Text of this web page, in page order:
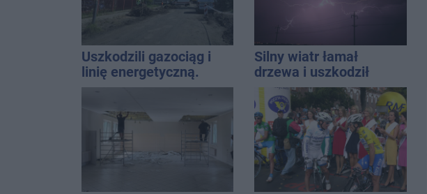
Uszkodzili gazociąg i
linię energetyczną.
Interweniowały służby
Silny wiatr łamał
drzewa i uszkodził
dach. To nie koniec
ostrzeżeń